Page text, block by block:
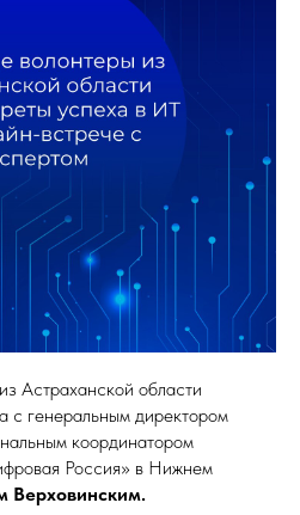
Астраханской области
с генеральным директором
координатором
Россия» в Нижнем
Верховинским.